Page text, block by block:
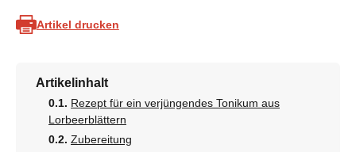
Artikel drucken
Artikelinhalt
Rezept für ein verjüngendes Tonikum aus
Lorbeerblättern
Zubereitung